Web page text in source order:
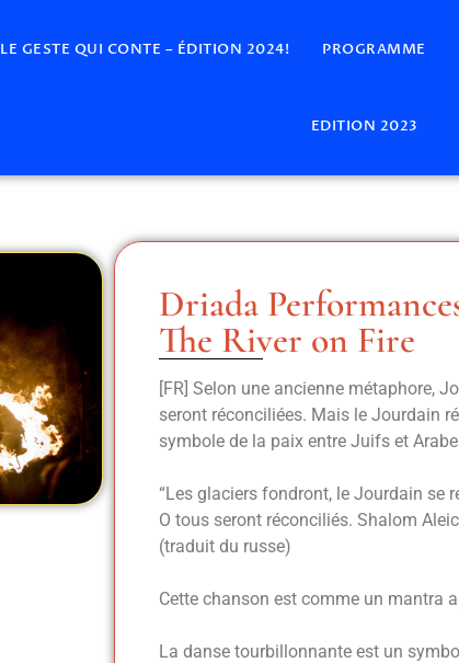
LE GESTE QUI CONTE – ÉDITION 2024! PROGRAMME
EDITION 2023
Driada
The River on Fire
[FR] Selon une ancienne métaphore,
seront réconciliées. Mais le Jourdain
symbole de la paix entre Juifs et
“Les glaciers fondront, le Jourdain se
O tous seront réconciliés. Shalom
(traduit du russe)
Cette chanson est comme un mantra
La danse tourbillonnante est un